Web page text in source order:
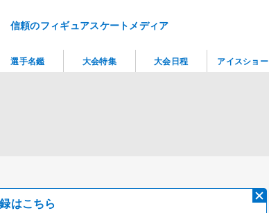
信頼のフィギュアスケートメディア
はこちら
選手名鑑 大会特集 大会日程 アイスショー